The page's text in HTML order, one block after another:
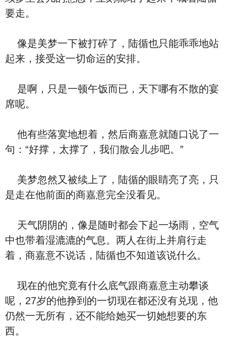
要走。
像是美梦一下被打碎了，陆循也只能乖乖地站
起来，接受这一切命运的安排。
是啊，只是一顿午饭而已，天下哪有不散的宴
席呢。
他有些落寞地想着，然后商嘉意就随口说了一
句：“好撑，太撑了，我们散会儿步吧。”
美梦忽然又被续上了，陆循的眼睛亮了亮，只
是走在他前面的商嘉意完全没看见。
天气阴阴的，像是随时都会下起一场雨，空气
中也带着湿漉漉的气息。两人在街上并肩行走
着，商嘉意不说话，陆循也不知道该说什么。
现在的他究竟有什么底气跟商嘉意主动攀谈
呢，27岁的他挣到的一切现在都还没有兑现，他
仍然一无所有，还不能给她买一切她想要的东
西。